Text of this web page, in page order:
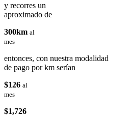
y recorres un
aproximado de
300km al
mes
entonces, con nuestra modalidad
de pago por km serían
$126 al
mes
$1,726